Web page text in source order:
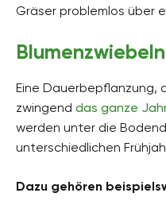
Gräser problemlos über
Eine Dauerbepflanzung,
zwingend das ganze
werden unter die
unterschiedlichen
Dazu gehören